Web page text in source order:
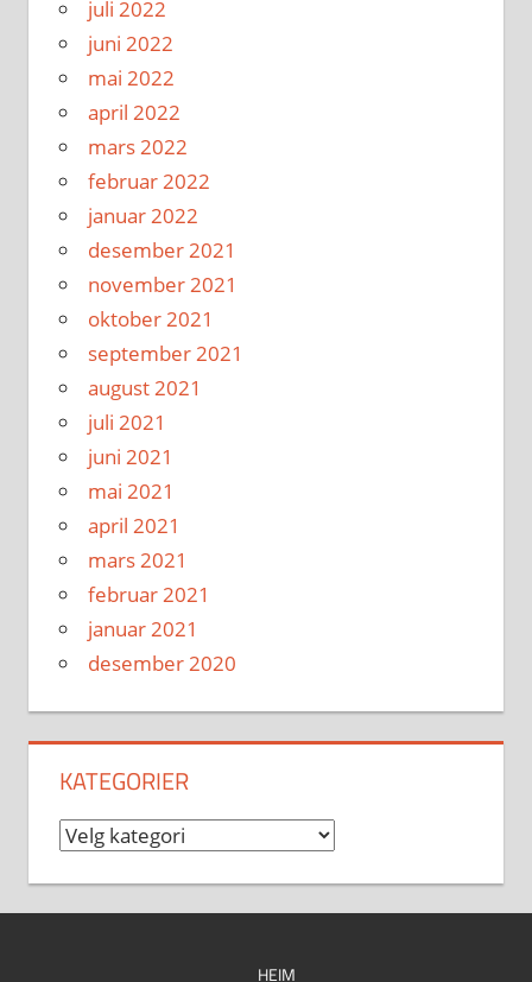
juli 2022
juni 2022
mai 2022
april 2022
mars 2022
februar 2022
januar 2022
desember 2021
november 2021
oktober 2021
september 2021
august 2021
juli 2021
juni 2021
mai 2021
april 2021
mars 2021
februar 2021
januar 2021
desember 2020
KATEGORIER
Kategorier
HEIM